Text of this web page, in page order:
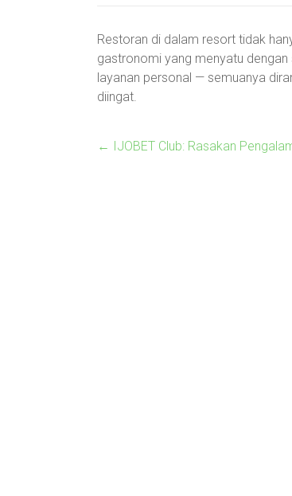
Restoran di dalam resort tidak
gastronomi yang menyatu dengan
layanan personal — semuanya
diingat.
← IJOBET Club: Rasakan